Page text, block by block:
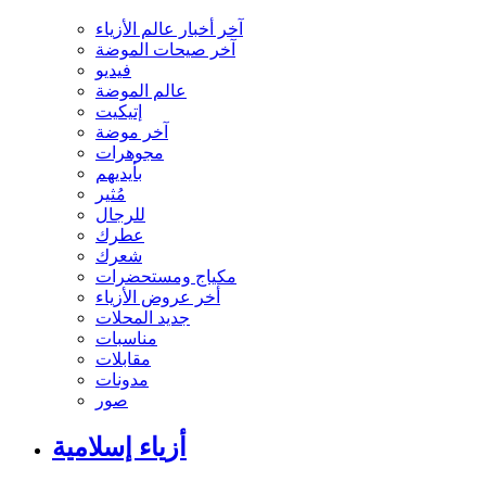
آخر أخبار عالم الأزياء
آخر صيحات الموضة
فيديو
عالم الموضة
إتيكيت
آخر موضة
مجوهرات
بأيديهم
مُثير
للرجال
عطرك
شعرك
مكياج ومستحضرات
أخر عروض الأزياء
جديد المحلات
مناسبات
مقابلات
مدونات
صور
أزياء إسلامية